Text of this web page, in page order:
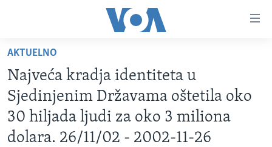
glavni
sadržaj
Pređi
na
glavnu
navigaciju
TV PROGRAM
VIDEO
FOTOGRAFIJE DANA
VIJESTI
AKTUELNO
Najveća kradja identiteta u
Sjedinjenim Državama oštetila oko
30 hiljada ljudi za oko 3 miliona
dolara. 26/11/02 - 2002-11-26